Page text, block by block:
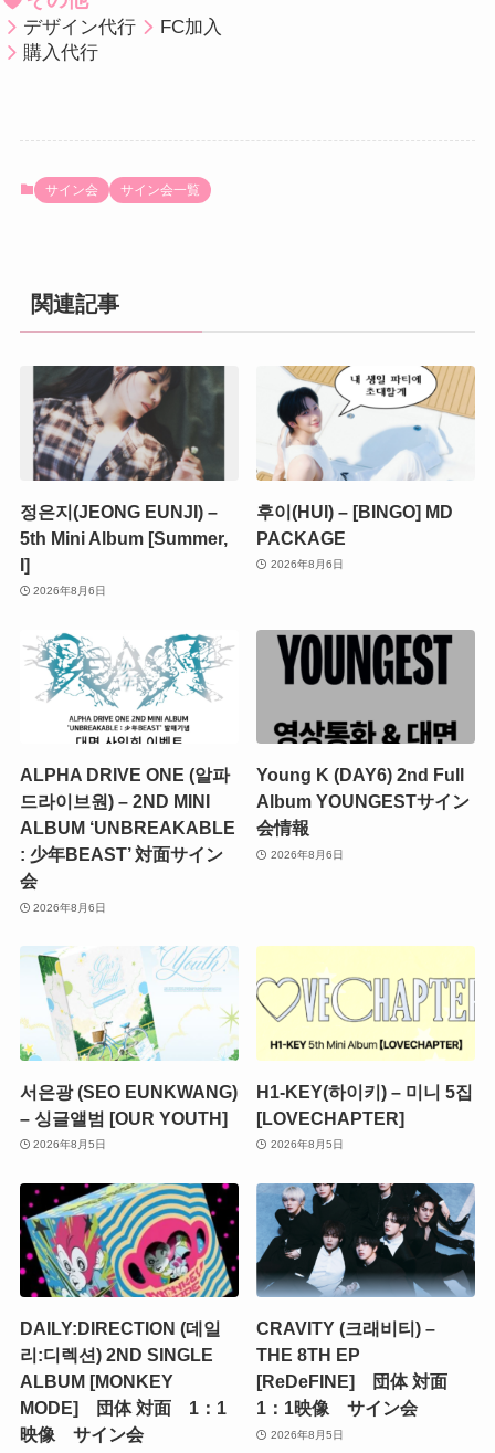
デザイン代行
FC加入
購入代行
サイン会 サイン会一覧
関連記事
정은지(JEONG EUNJI) –
5th Mini Album [Summer,
I]
2026年8月6日
후이(HUI) – [BINGO] MD
PACKAGE
2026年8月6日
ALPHA DRIVE ONE (알파
드라이브원) – 2ND MINI
ALBUM ‘UNBREAKABLE
: 少年BEAST’ 対面サイン
会
2026年8月6日
Young K (DAY6) 2nd Full
Album YOUNGESTサイン
会情報
2026年8月6日
서은광 (SEO EUNKWANG)
– 싱글앨범 [OUR YOUTH]
2026年8月5日
H1-KEY(하이키) – 미니 5집
[LOVECHAPTER]
2026年8月5日
DAILY:DIRECTION (데일
리:디렉션) 2ND SINGLE
ALBUM [MONKEY
MODE] 団体 対面 1：1
映像 サイン会
CRAVITY (크래비티) –
THE 8TH EP
[ReDeFINE] 団体 対面
1：1映像 サイン会
2026年8月5日